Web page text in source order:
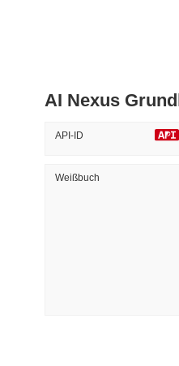
#966
Trendend
AI Nexus
API-ID
Weißbuch